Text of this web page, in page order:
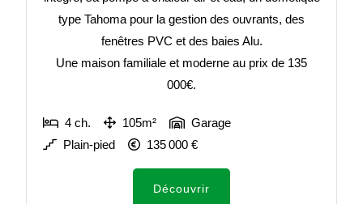
type Tahoma pour la gestion des ouvrants, des
fenêtres PVC et des baies Alu.
Une maison familiale et moderne au prix de 135
000€.
4 ch. 105m²
Garage
Plain-pied
135 000 €
Découvrir